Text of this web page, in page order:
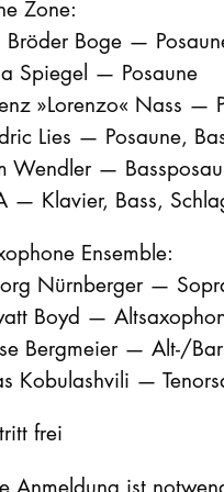
Zone:
Bröder Boge —
Spiegel — Posaune
»Lorenzo« Nass —
Lies — Posaune,
Wendler —
— Klavier, Bass,
Ensemble:
Nürnberger —
Boyd —
Bergmeier — Alt-/
Kobulashvili —
frei
Anmeldung ist